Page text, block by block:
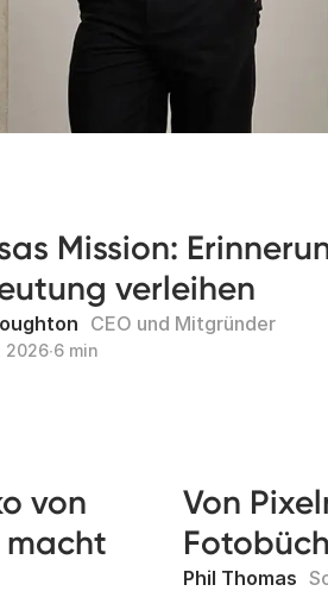
Mission:
verleihen
CEO und Mitgründer
2026∙6 min
von
macht
Von
Phil Thomas